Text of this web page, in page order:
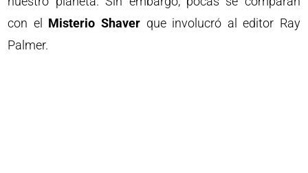
con el Misterio Shaverque involucró al editor Ray
Palmer.